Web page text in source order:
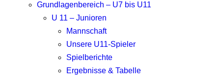
Grundlagenbereich – U7 bis U11
U 11 – Junioren
Mannschaft
Unsere U11-Spieler
Spielberichte
Ergebnisse & Tabelle